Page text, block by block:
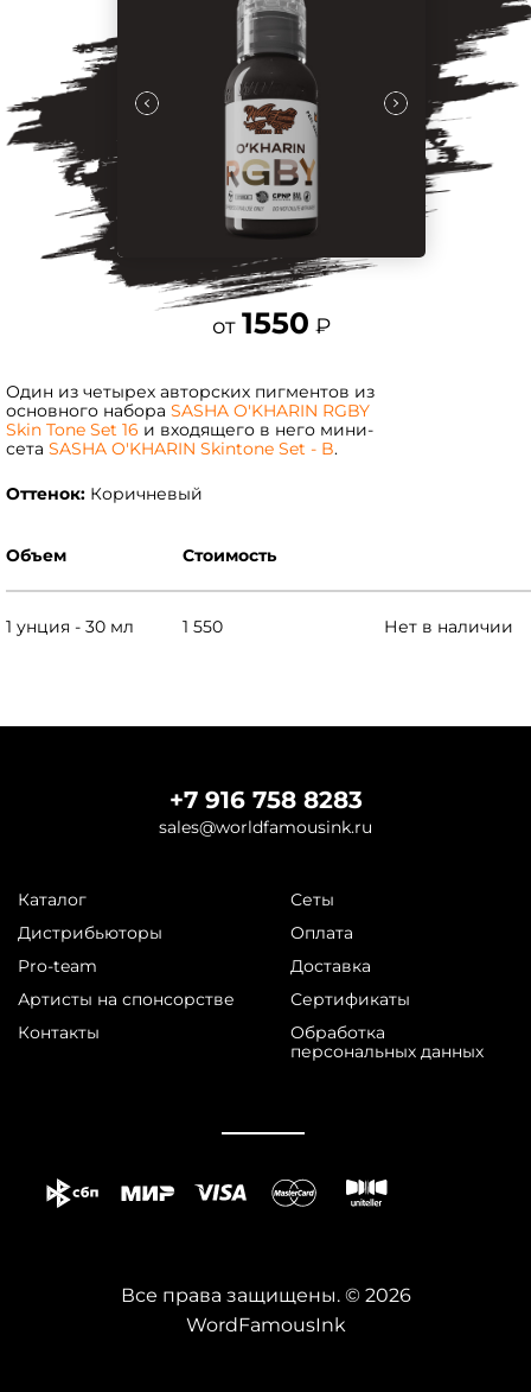
от 1550 ₽
Один из четырех авторских пигментов из
основного набора SASHA O'KHARIN RGBY
Skin Tone Set 16 и входящего в него мини-
сета SASHA O'KHARIN Skintone Set - B.
Оттенок: Коричневый
Объем Стоимость
1 унция - 30 мл 1 550 Нет в наличии
WordFamousInk
Все права защищены. © 2026
Каталог
Дистрибьюторы
Pro-team
Артисты на спонсорстве
Контакты
Сеты
Оплата
Доставка
Сертификаты
Обработка
персональных данных
+7 916 758 8283
sales@worldfamousink.ru